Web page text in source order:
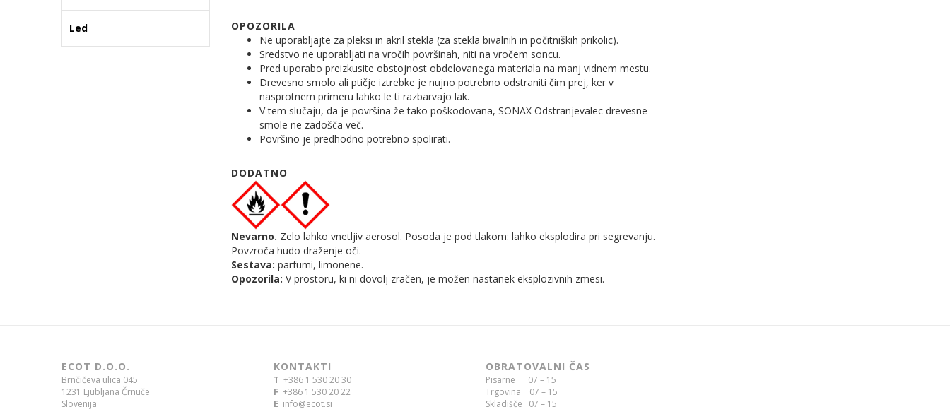
Led
OPOZORILA
Ne uporabljajte za pleksi in akril stekla (za stekla bivalnih in počitniških prikolic).
Sredstvo ne uporabljati na vročih površinah, niti na vročem soncu.
Pred uporabo preizkusite obstojnost obdelovanega materiala na manj vidnem mestu.
Drevesno smolo ali ptičje iztrebke je nujno potrebno odstraniti čim prej, ker v
nasprotnem primeru lahko le ti razbarvajo lak.
V tem slučaju, da je površina že tako poškodovana, SONAX Odstranjevalec drevesne
smole ne zadošča več.
Površino je predhodno potrebno spolirati.
DODATNO
Nevarno. Zelo lahko vnetljiv aerosol. Posoda je pod tlakom: lahko eksplodira pri segrevanju.
Povzroča hudo draženje oči.
Sestava: parfumi, limonene.
Opozorila: V prostoru, ki ni dovolj zračen, je možen nastanek eksplozivnih zmesi.
ECOT D.O.O.
Brnčičeva ulica 045
1231 Ljubljana Črnuče
Slovenija
KONTAKTI
T +386 1 530 20 30
F +386 1 530 20 22
E info@ecot.si
OBRATOVALNI ČAS
Pisarne 07 – 15
Trgovina 07 – 15
Skladišče 07 – 15